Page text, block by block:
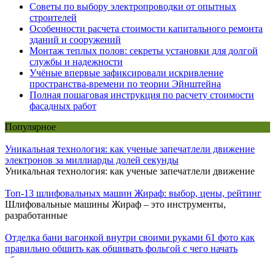
Советы по выбору электропроводки от опытных
строителей
Особенности расчета стоимости капитального ремонта
зданий и сооружений
Монтаж теплых полов: секреты установки для долгой
службы и надежности
Учёные впервые зафиксировали искривление
пространства-времени по теории Эйнштейна
Полная пошаговая инструкция по расчету стоимости
фасадных работ
Популярное
Уникальная технология: как ученые запечатлели движение
электронов за миллиарды долей секунды
Уникальная технология: как ученые запечатлели движение
Топ-13 шлифовальных машин Жираф: выбор, цены, рейтинг
Шлифовальные машины Жираф – это инструменты,
разработанные
Отделка бани вагонкой внутри своими руками 61 фото как
правильно обшить как обшивать фольгой с чего начать